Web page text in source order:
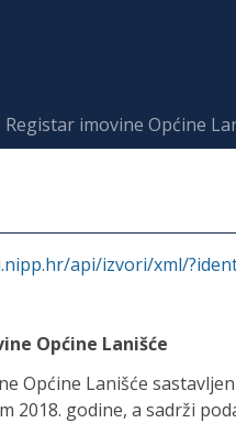
Registar imovine Općine
api/izvori/xml/
Općine Lanišće
Općine Lanišće
2018. godine, a sadrži